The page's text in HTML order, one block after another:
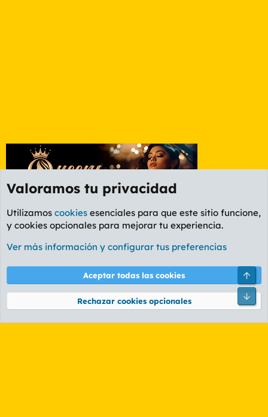
Etiquetas
Cookies
PL OLDSTYLE AMARILLO
Términos y reglas Política de privacidad Ayuda
Community platform by XenForo® © 2010-2026 XenForo Ltd.
Valoramos tu privacidad
Utilizamos cookies esenciales para que este sitio funcione,
y cookies opcionales para mejorar tu experiencia.
Ver más información y configurar tus preferencias
Aceptar todas las cookies
Rechazar cookies opcionales
Pie